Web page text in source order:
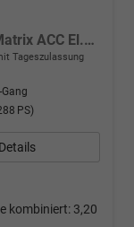
N Line Premium KRELL Parkassist Matrix ACC El.Heck
Tageszulassung
PS)
Details
kombiniert: 3,20